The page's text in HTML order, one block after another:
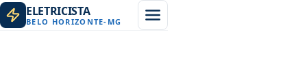
ELETRICISTA
BELO HORIZONTE- MG